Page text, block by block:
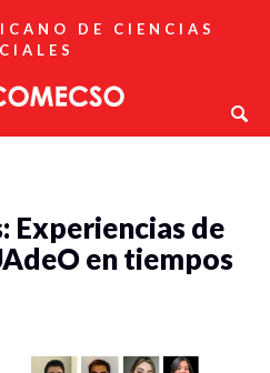
DE CIENCIAS
Experiencias de
en tiempos